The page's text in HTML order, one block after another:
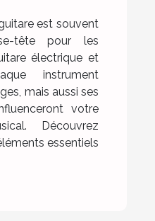
est souvent
tête pour les
électrique et
instrument
mais aussi ses
votre
Découvrez
essentiels